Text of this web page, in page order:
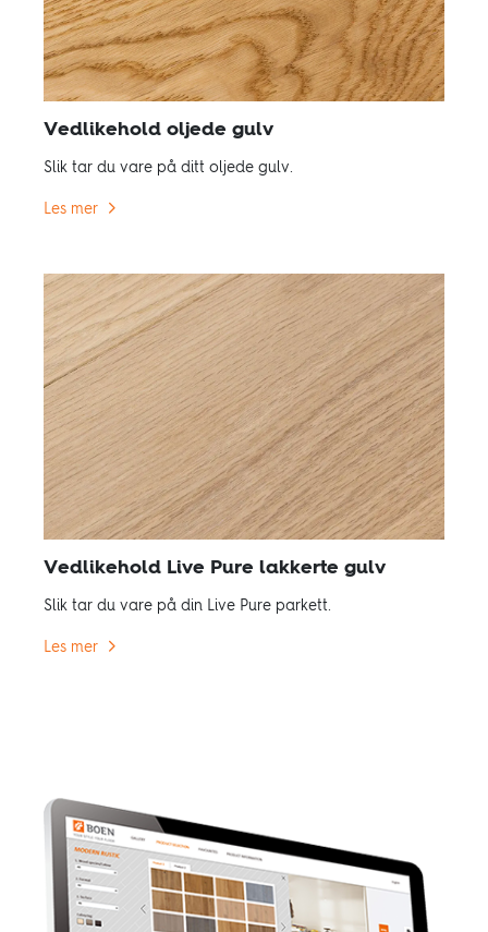
Vedlikehold oljede gulv
Slik tar du vare på ditt oljede gulv.
Les mer
Vedlikehold Live Pure lakkerte gulv
Slik tar du vare på din Live Pure parkett.
Les mer